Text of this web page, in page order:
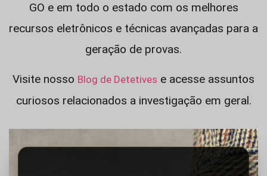
GO e em todo o estado com os melhores
recursos eletrônicos e técnicas avançadas para a
geração de provas.
Visite nosso Blog de Detetives e acesse assuntos
curiosos relacionados a investigação em geral.